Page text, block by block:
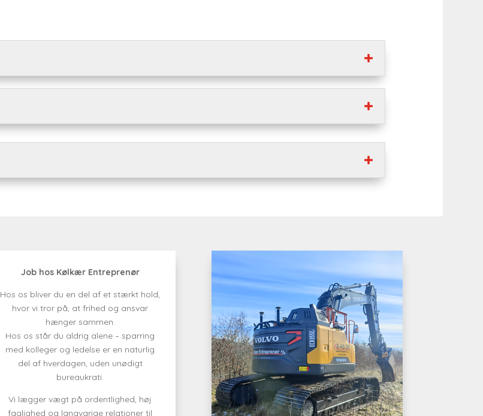
Job hos Kølkær Entreprenør
Hos os bliver du en del af et stærkt hold,
hvor vi tror på, at frihed og ansvar
hænger sammen.
Hos os står du aldrig alene – sparring
med kolleger og ledelse er en naturlig
del af hverdagen, uden unødigt
bureaukrati.
Vi lægger vægt på ordentlighed, høj
faglighed og langvarige relationer til